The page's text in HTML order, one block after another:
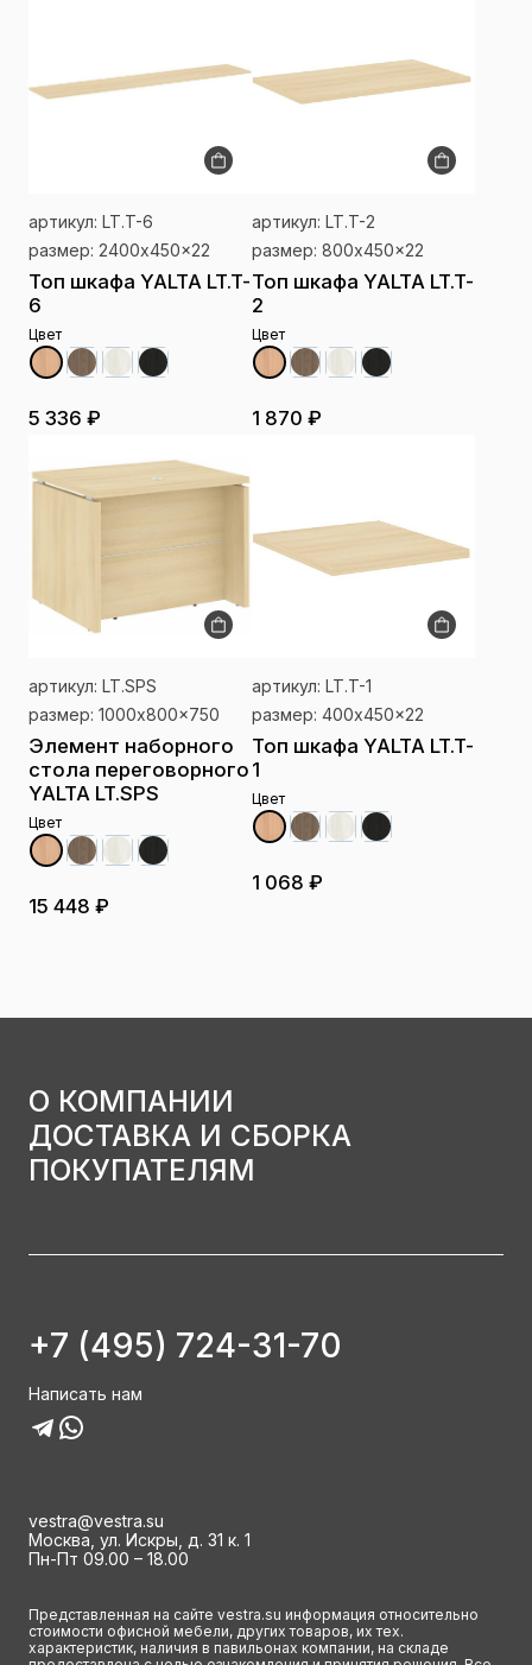
артикул: LT.T-6
размер: 2400x450x22
Топ шкафа YALTA LT.T-
6
Цвет
5 336 ₽
артикул: LT.T-2
размер: 800x450x22
Топ шкафа YALTA LT.T-
2
Цвет
1 870 ₽
артикул: LT.SPS
размер: 1000x800x750
Элемент наборного
стола переговорного
YALTA LT.SPS
Цвет
15 448 ₽
артикул: LT.T-1
размер: 400x450x22
Топ шкафа YALTA LT.T-
1
Цвет
1 068 ₽
О КОМПАНИИ
ДОСТАВКА И СБОРКА
ПОКУПАТЕЛЯМ
+7 (495) 724-31-70
Написать нам
vestra@vestra.su
Москва, ул. Искры, д. 31 к. 1
Пн-Пт 09.00 – 18.00
Представленная на сайте vestra.su информация относительно
стоимости офисной мебели, других товаров, их тех.
характеристик, наличия в павильонах компании, на складе